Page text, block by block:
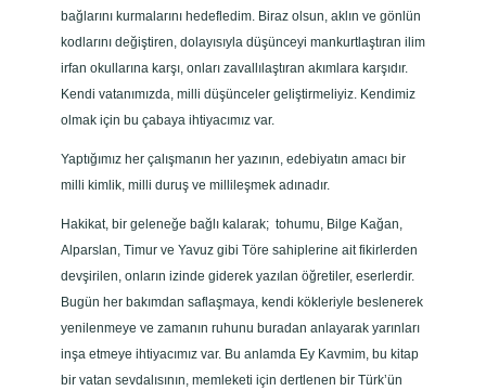
bağlarını kurmalarını hedefledim. Biraz olsun, aklın ve gönlün
kodlarını değiştiren, dolayısıyla düşünceyi mankurtlaştıran ilim
irfan okullarına karşı, onları zavallılaştıran akımlara karşıdır.
Kendi vatanımızda, milli düşünceler geliştirmeliyiz. Kendimiz
olmak için bu çabaya ihtiyacımız var.
Yaptığımız her çalışmanın her yazının, edebiyatın amacı bir
milli kimlik, milli duruş ve millileşmek adınadır.
Hakikat, bir geleneğe bağlı kalarak; tohumu, Bilge Kağan,
Alparslan, Timur ve Yavuz gibi Töre sahiplerine ait fikirlerden
devşirilen, onların izinde giderek yazılan öğretiler, eserlerdir.
Bugün her bakımdan saflaşmaya, kendi kökleriyle beslenerek
yenilenmeye ve zamanın ruhunu buradan anlayarak yarınları
inşa etmeye ihtiyacımız var. Bu anlamda Ey Kavmim, bu kitap
bir vatan sevdalısının, memleketi için dertlenen bir Türk’ün